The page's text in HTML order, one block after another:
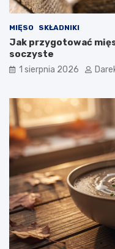
MIĘSO SKŁADNIKI
Jak przygotować
soczyste
1 sierpnia 2026